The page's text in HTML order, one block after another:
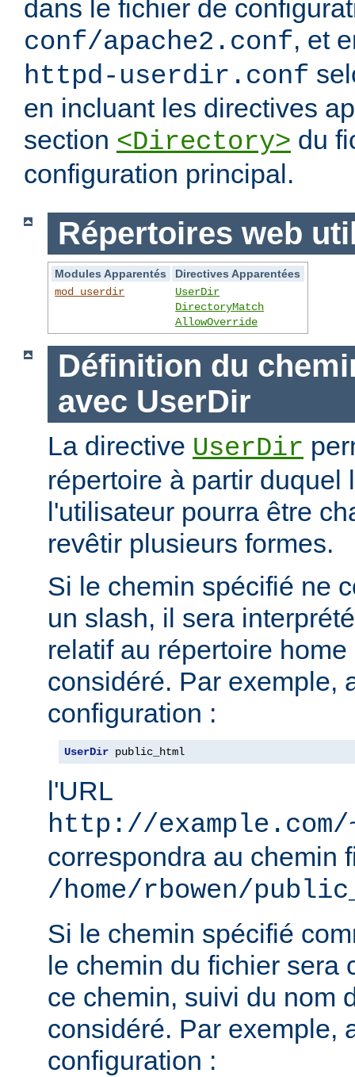
dans le fichier de
conf/apache2.conf, et
httpd-userdir.conf
en incluant les directives
section <Directory> du
configuration principal.
Répertoires web
Modules Apparentés
Directives Apparentées
mod_userdir
UserDir
DirectoryMatch
AllowOverride
Définition du
avec UserDir
La directive UserDir
répertoire à partir duquel
l'utilisateur pourra être
revêtir plusieurs formes.
Si le chemin spécifié ne
un slash, il sera
relatif au répertoire
considéré. Par exemple,
configuration :
UserDir public_html
l'URL
http://
correspondra au chemin
/home/rbowen/
Si le chemin spécifié
le chemin du fichier sera
ce chemin, suivi du nom
considéré. Par exemple,
configuration :